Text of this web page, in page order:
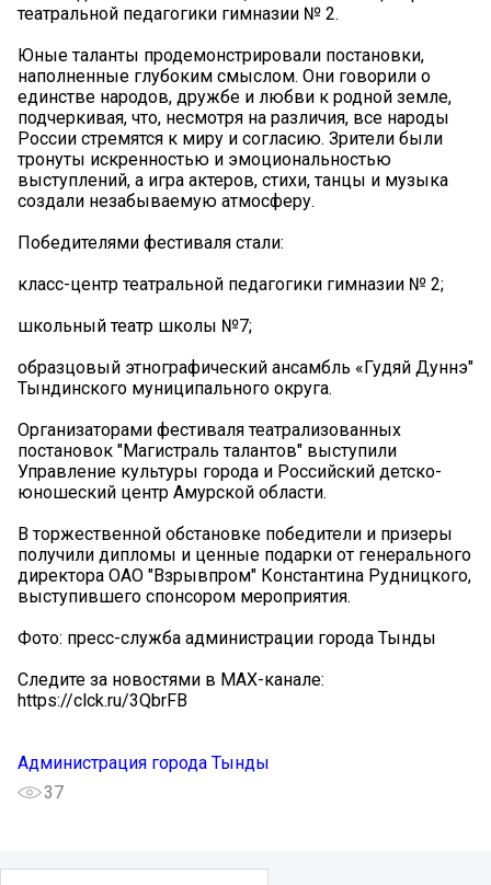
театральной педагогики гимназии № 2.
Юные таланты продемонстрировали постановки,
наполненные глубоким смыслом. Они говорили о
единстве народов, дружбе и любви к родной земле,
подчеркивая, что, несмотря на различия, все народы
России стремятся к миру и согласию. Зрители были
тронуты искренностью и эмоциональностью
выступлений, а игра актеров, стихи, танцы и музыка
создали незабываемую атмосферу.
Победителями фестиваля стали:
класс-центр театральной педагогики гимназии № 2;
школьный театр школы №7;
образцовый этнографический ансамбль «Гудяй Дуннэ"
Тындинского муниципального округа.
Организаторами фестиваля театрализованных
постановок "Магистраль талантов" выступили
Управление культуры города и Российский детско-
юношеский центр Амурской области.
В торжественной обстановке победители и призеры
получили дипломы и ценные подарки от генерального
директора ОАО "Взрывпром" Константина Рудницкого,
выступившего спонсором мероприятия.
Фото: пресс-служба администрации города Тынды
Следите за новостями в MAX-канале:
https://clck.ru/3QbrFB
Администрация города Тынды
37